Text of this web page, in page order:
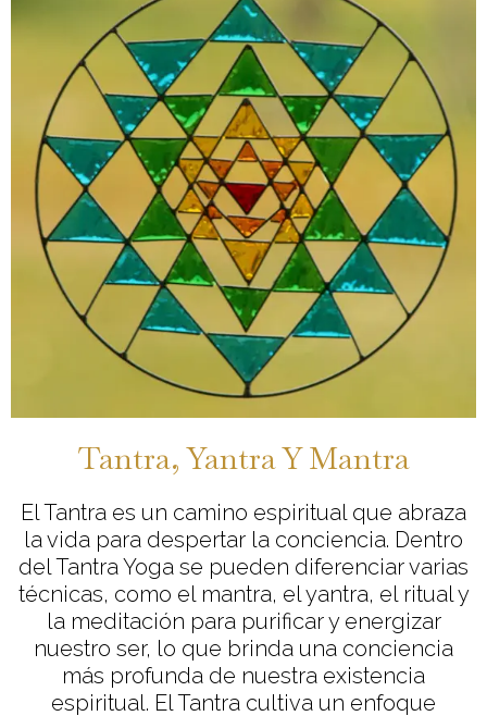
Tantra, Yantra Y Mantra
El Tantra es un camino espiritual que abraza
la vida para despertar la conciencia. Dentro
del Tantra Yoga se pueden diferenciar varias
técnicas, como el mantra, el yantra, el ritual y
la meditación para purificar y energizar
nuestro ser, lo que brinda una conciencia
más profunda de nuestra existencia
espiritual. El Tantra cultiva un enfoque